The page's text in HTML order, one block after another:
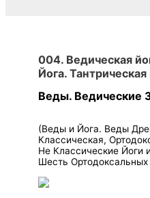
004. Ведическая
Йога.
Веды. Ведические
(Веды и Йога. Веды
Классическая,
Не Классические Йоги
Шесть